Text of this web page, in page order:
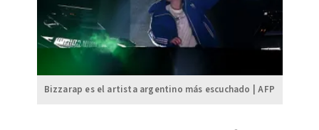
Bizzarap es el artista argentino más escuchado | AFP